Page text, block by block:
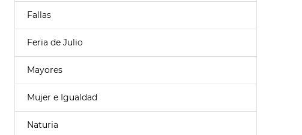
Fallas
Feria de Julio
Mayores
Mujer e Igualdad
Naturia